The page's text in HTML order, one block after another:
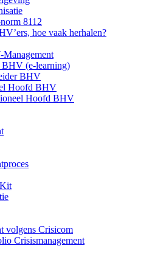
8112
hoe vaak herhalen?
Management
BHV (e-learning)
BHV
Hoofd BHV
Hoofd BHV
volgens Crisicom
Crisismanagement